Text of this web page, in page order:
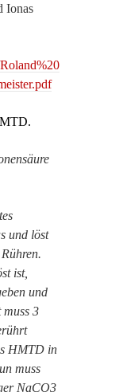
Ionas
und löst
ist,
und
muss 3
HMTD in
muss
NaCO3